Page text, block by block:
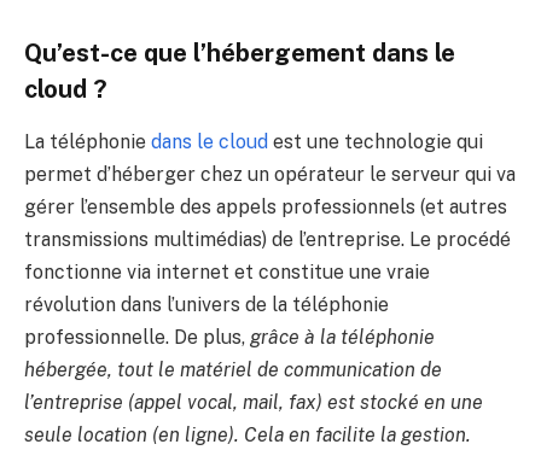
Qu’est-ce que l’hébergement dans le
cloud ?
La téléphonie dans le cloud est une technologie qui
permet d’héberger chez un opérateur le serveur qui va
gérer l’ensemble des appels professionnels (et autres
transmissions multimédias) de l’entreprise. Le procédé
fonctionne via internet et constitue une vraie
révolution dans l’univers de la téléphonie
professionnelle. De plus, grâce à la téléphonie
hébergée, tout le matériel de communication de
l’entreprise (appel vocal, mail, fax) est stocké en une
seule location (en ligne). Cela en facilite la gestion.